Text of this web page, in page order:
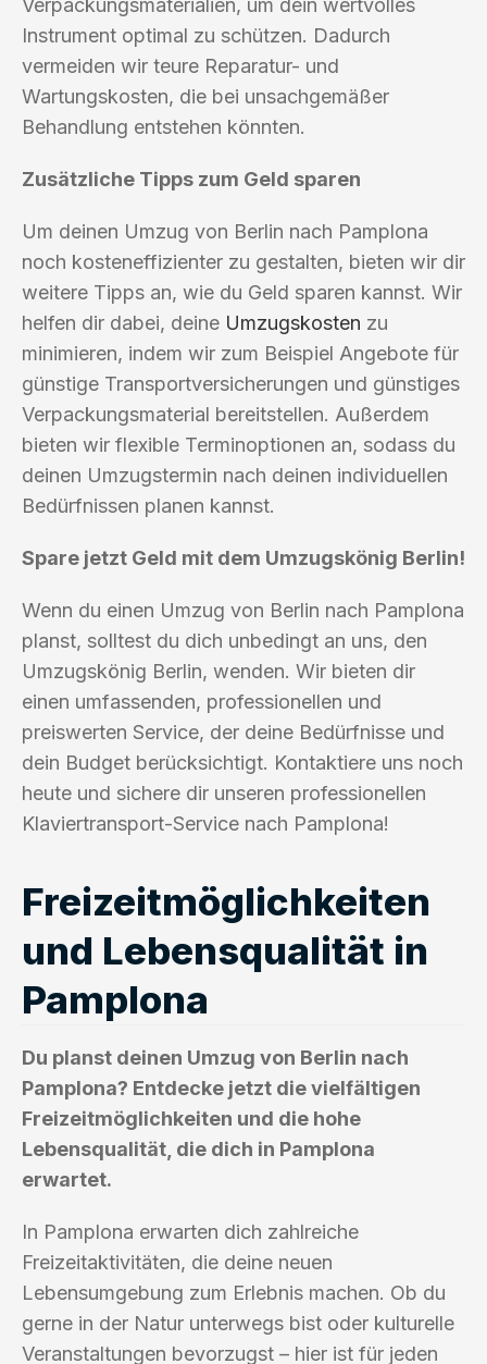
Verpackungsmaterialien, um dein wertvolles
Instrument optimal zu schützen. Dadurch
vermeiden wir teure Reparatur- und
Wartungskosten, die bei unsachgemäßer
Behandlung entstehen könnten.
Zusätzliche Tipps zum Geld sparen
Um deinen Umzug von Berlin nach Pamplona
noch kosteneffizienter zu gestalten, bieten wir dir
weitere Tipps an, wie du Geld sparen kannst. Wir
helfen dir dabei, deine Umzugskosten zu
minimieren, indem wir zum Beispiel Angebote für
günstige Transportversicherungen und günstiges
Verpackungsmaterial bereitstellen. Außerdem
bieten wir flexible Terminoptionen an, sodass du
deinen Umzugstermin nach deinen individuellen
Bedürfnissen planen kannst.
Spare jetzt Geld mit dem Umzugskönig Berlin!
Wenn du einen Umzug von Berlin nach Pamplona
planst, solltest du dich unbedingt an uns, den
Umzugskönig Berlin, wenden. Wir bieten dir
einen umfassenden, professionellen und
preiswerten Service, der deine Bedürfnisse und
dein Budget berücksichtigt. Kontaktiere uns noch
heute und sichere dir unseren professionellen
Klaviertransport-Service nach Pamplona!
Freizeitmöglichkeiten
und Lebensqualität in
Pamplona
Du planst deinen Umzug von Berlin nach
Pamplona? Entdecke jetzt die vielfältigen
Freizeitmöglichkeiten und die hohe
Lebensqualität, die dich in Pamplona
erwartet.
In Pamplona erwarten dich zahlreiche
Freizeitaktivitäten, die deine neuen
Lebensumgebung zum Erlebnis machen. Ob du
gerne in der Natur unterwegs bist oder kulturelle
Veranstaltungen bevorzugst – hier ist für jeden